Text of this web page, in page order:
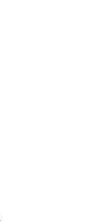
,